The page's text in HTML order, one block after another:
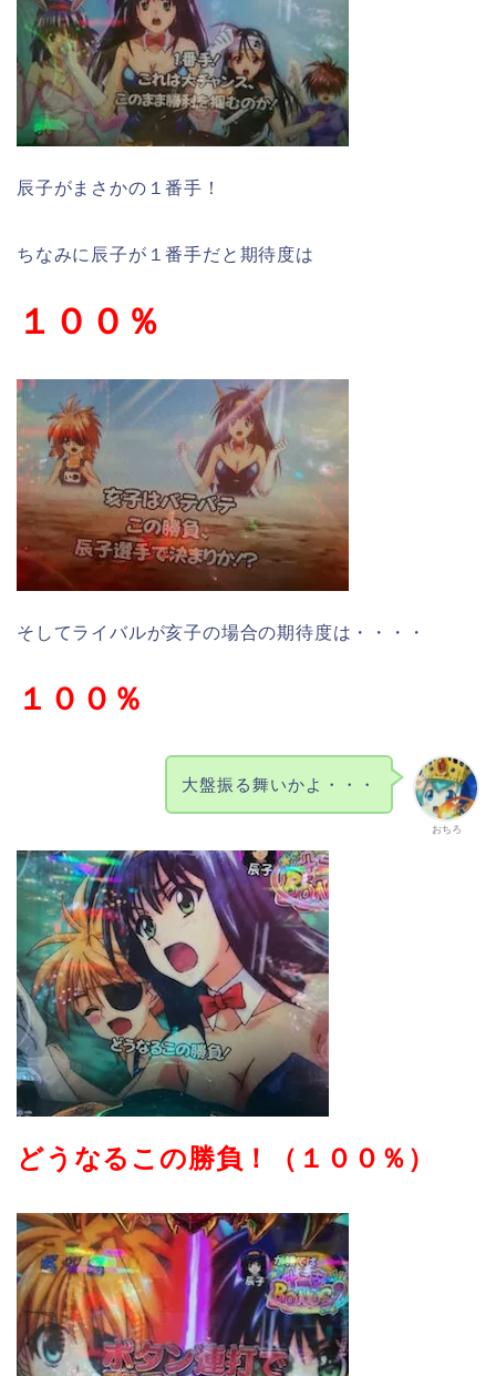
辰子がまさかの１番手！
ちなみに辰子が１番手だと期待度は
１００％
そしてライバルが亥子の場合の期待度は・・・・
１００％
おちろ
大盤振る舞いかよ・・・
どうなるこの勝負！（１００％）